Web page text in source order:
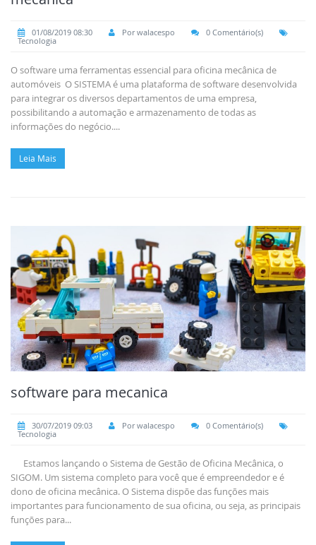
01/08/2019 08:30 Por walacespo
0 Comentário(s)
Tecnologia
O software uma ferramentas essencial para oficina mecânica de
automóveis O SISTEMA é uma plataforma de software desenvolvida
para integrar os diversos departamentos de uma empresa,
possibilitando a automação e armazenamento de todas as
informações do negócio....
Leia Mais
software para mecanica
30/07/2019 09:03 Por walacespo
0 Comentário(s)
Tecnologia
Estamos lançando o Sistema de Gestão de Oficina Mecânica, o
SIGOM. Um sistema completo para você que é empreendedor e é
dono de oficina mecânica. O Sistema dispõe das funções mais
importantes para funcionamento de sua oficina, ou seja, as principais
funções para...